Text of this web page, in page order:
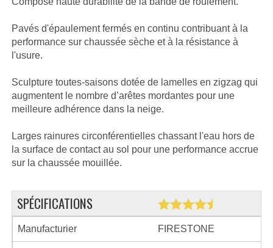
Pavés d'épaulement fermés en continu contribuant à la
performance sur chaussée sèche et à la résistance à
l'usure.
Sculpture toutes-saisons dotée de lamelles en zigzag qui
augmentent le nombre d’arêtes mordantes pour une
meilleure adhérence dans la neige.
Larges rainures circonférentielles chassant l'eau hors de
la surface de contact au sol pour une performance accrue
sur la chaussée mouillée.
SPÉCIFICATIONS
Manufacturier FIRESTONE